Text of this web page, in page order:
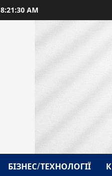
8:21:32 AM
БІЗНЕС/ТЕХНОЛОГІЇ